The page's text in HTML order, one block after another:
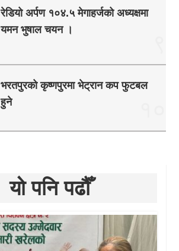
रेडियो अर्पण १०४.५ मेगाहर्जको अध्यक्षमा
यमन भुषाल चयन ।
भरतपुरको कृष्णपुरमा भेट्रान कप फुटबल
हुने
यो पनि पढौँ